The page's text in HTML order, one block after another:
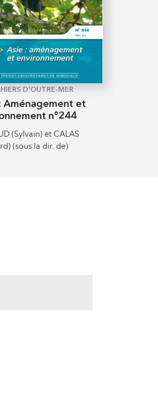
D'OUTRE-MER
Aménagement et
n°244
(Sylvain) et CALAS
(sous la dir. de)